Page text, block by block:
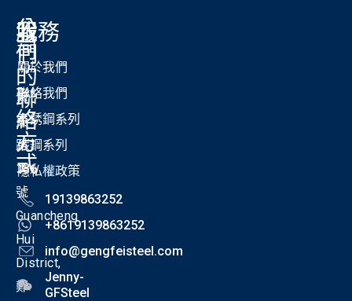
公
司
紫
東
路
186
號
Guancheng
Hui
District,
鄭
我
們
的
聯
絡
方
式
19139863252
+8619139863252
info@gengfeisteel.com
Jenny-
GFSteel
服務
關於我們
聯絡我們
不銹鋼系列
碳鋼系列
隱私權政策